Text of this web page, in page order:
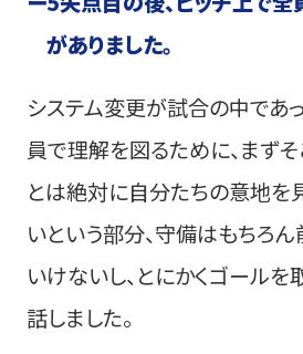
がありました。
システム変更が試合の中であ
員で理解を図るために、まずそ
とは絶対に自分たちの意地を
いという部分、守備はもちろ
いけないし、とにかくゴールを
話しました。